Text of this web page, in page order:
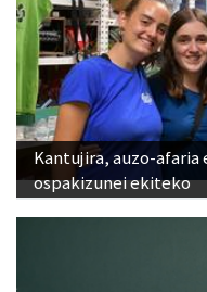
Kantujira, auzo-
ospakizunei ekiteko